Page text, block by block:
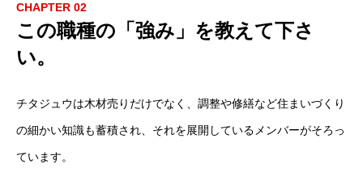
CHAPTER 02
この職種の「強み」を教えて下さ
い。
チタジュウは木材売りだけでなく、調整や修繕など住まいづくり
の細かい知識も蓄積され、それを展開しているメンバーがそろっ
ています。